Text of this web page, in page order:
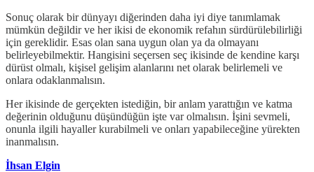
Sonuç olarak bir dünyayı diğerinden daha iyi diye tanımlamak
mümkün değildir ve her ikisi de ekonomik refahın sürdürülebilirliği
için gereklidir. Esas olan sana uygun olan ya da olmayanı
belirleyebilmektir. Hangisini seçersen seç ikisinde de kendine karşı
dürüst olmalı, kişisel gelişim alanlarını net olarak belirlemeli ve
onlara odaklanmalısın.
Her ikisinde de gerçekten istediğin, bir anlam yarattığın ve katma
değerinin olduğunu düşündüğün işte var olmalısın. İşini sevmeli,
onunla ilgili hayaller kurabilmeli ve onları yapabileceğine yürekten
inanmalısın.
İhsan Elgin